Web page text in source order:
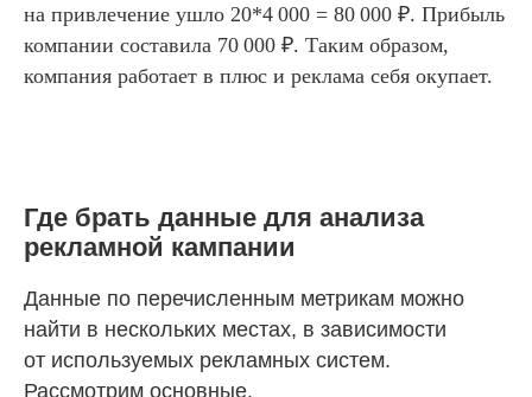
на привлечение ушло 20*4 000 = 80 000 ₽. Прибыль
компании составила 70 000 ₽. Таким образом,
компания работает в плюс и реклама себя окупает.
Где брать данные для анализа
рекламной кампании
Данные по перечисленным метрикам можно
найти в нескольких местах, в зависимости
от используемых рекламных систем.
Рассмотрим основные.